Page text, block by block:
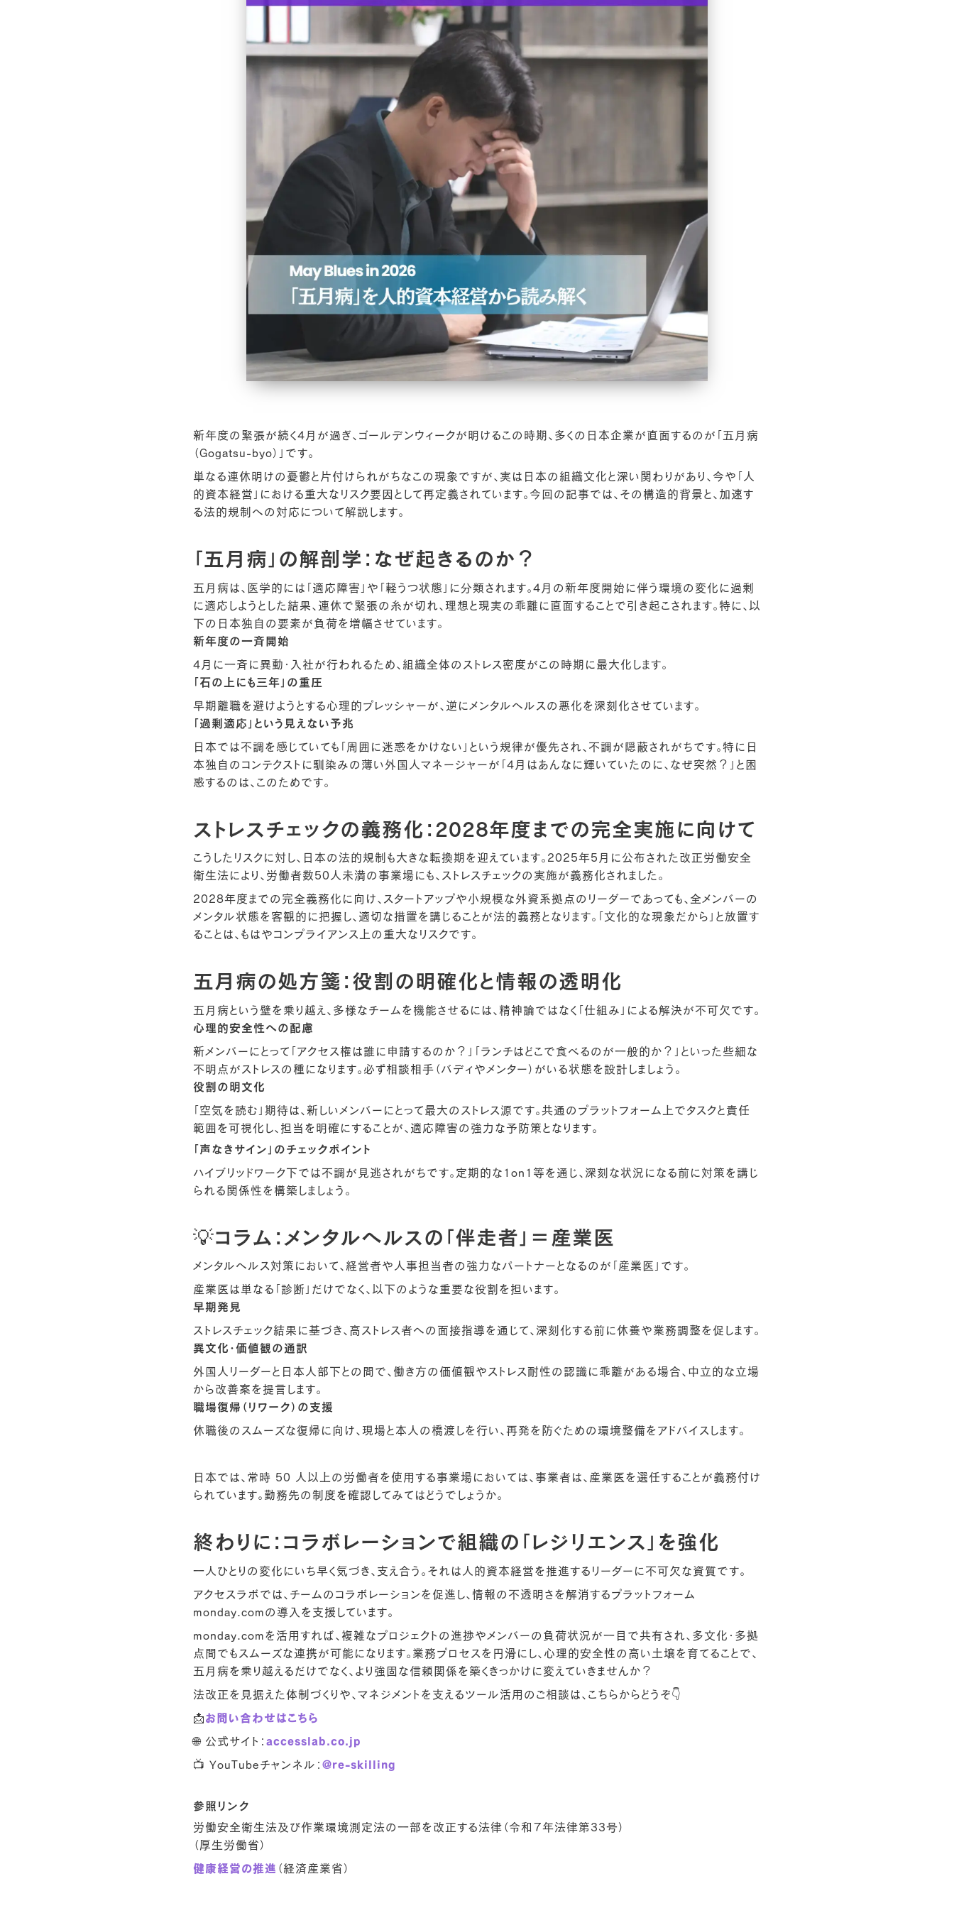
新年度の緊張が続く4月が過ぎ、ゴールデンウィークが明けるこの時期、多くの日本企業が直面するのが「五月病
（Gogatsu-byo）」です。
単なる連休明けの憂鬱と片付けられがちなこの現象ですが、実は日本の組織文化と深い関わりがあり、今や「人
的資本経営」における重大なリスク要因として再定義されています。今回の記事では、その構造的背景と、加速す
る法的規制への対応について解説します。
「五月病」の解剖学：なぜ起きるのか？
五月病は、医学的には「適応障害」や「軽うつ状態」に分類されます。4月の新年度開始に伴う環境の変化に過剰
に適応しようとした結果、連休で緊張の糸が切れ、理想と現実の乖離に直面することで引き起こされます。特に、以
下の日本独自の要素が負荷を増幅させています。
新年度の一斉開始
4月に一斉に異動・入社が行われるため、組織全体のストレス密度がこの時期に最大化します。
「石の上にも三年」の重圧
早期離職を避けようとする心理的プレッシャーが、逆にメンタルヘルスの悪化を深刻化させています。
「過剰適応」という見えない予兆
日本では不調を感じていても「周囲に迷惑をかけない」という規律が優先され、不調が隠蔽されがちです。特に日
本独自のコンテクストに馴染みの薄い外国人マネージャーが「4月はあんなに輝いていたのに、なぜ突然？」と困
惑するのは、このためです。
ストレスチェックの義務化：2028年度までの完全実施に向けて
こうしたリスクに対し、日本の法的規制も大きな転換期を迎えています。2025年5月に公布された改正労働安全
衛生法により、労働者数50人未満の事業場にも、ストレスチェックの実施が義務化されました。
2028年度までの完全義務化に向け、スタートアップや小規模な外資系拠点のリーダーであっても、全メンバーの
メンタル状態を客観的に把握し、適切な措置を講じることが法的義務となります。「文化的な現象だから」と放置す
ることは、もはやコンプライアンス上の重大なリスクです。
五月病の処方箋：役割の明確化と情報の透明化
五月病という壁を乗り越え、多様なチームを機能させるには、精神論ではなく「仕組み」による解決が不可欠です。
心理的安全性への配慮
新メンバーにとって「アクセス権は誰に申請するのか？」「ランチはどこで食べるのが一般的か？」といった些細な
不明点がストレスの種になります。必ず相談相手（バディやメンター）がいる状態を設計しましょう。
役割の明文化
「空気を読む」期待は、新しいメンバーにとって最大のストレス源です。共通のプラットフォーム上でタスクと責任
範囲を可視化し、担当を明確にすることが、適応障害の強力な予防策となります。
「声なきサイン」のチェックポイント
ハイブリッドワーク下では不調が見逃されがちです。定期的な1on1等を通じ、深刻な状況になる前に対策を講じ
られる関係性を構築しましょう。
💡コラム：メンタルヘルスの「伴走者」＝産業医
メンタルヘルス対策において、経営者や人事担当者の強力なパートナーとなるのが「産業医」です。
産業医は単なる「診断」だけでなく、以下のような重要な役割を担います。
早期発見
ストレスチェック結果に基づき、高ストレス者への面接指導を通じて、深刻化する前に休養や業務調整を促します。
異文化・価値観の通訳
外国人リーダーと日本人部下との間で、働き方の価値観やストレス耐性の認識に乖離がある場合、中立的な立場
から改善案を提言します。
職場復帰（リワーク）の支援
休職後のスムーズな復帰に向け、現場と本人の橋渡しを行い、再発を防ぐための環境整備をアドバイスします。
日本では、常時 50 人以上の労働者を使用する事業場においては、事業者は、産業医を選任することが義務付け
られています。勤務先の制度を確認してみてはどうでしょうか。
終わりに：コラボレーションで組織の「レジリエンス」を強化
一人ひとりの変化にいち早く気づき、支え合う。それは人的資本経営を推進するリーダーに不可欠な資質です。
アクセスラボでは、チームのコラボレーションを促進し、情報の不透明さを解消するプラットフォーム
monday.comの導入を支援しています。
monday.comを活用すれば、複雑なプロジェクトの進捗やメンバーの負荷状況が一目で共有され、多文化・多拠
点間でもスムーズな連携が可能になります。業務プロセスを円滑にし、心理的安全性の高い土壌を育てることで、
五月病を乗り越えるだけでなく、より強固な信頼関係を築くきっかけに変えていきませんか？
法改正を見据えた体制づくりや、マネジメントを支えるツール活用のご相談は、こちらからどうぞ👇
📩お問い合わせはこちら
🌐 公式サイト： accesslab.co.jp
📺 YouTubeチャンネル： @re-skilling
参照リンク
労働安全衛生法及び作業環境測定法の一部を改正する法律（令和７年法律第33号）
（厚生労働省）
健康経営の推進 （経済産業省）